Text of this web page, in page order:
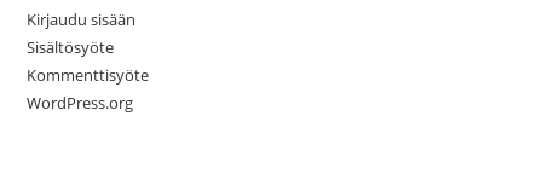
Kirjaudu sisään
Sisältösyöte
Kommenttisyöte
WordPress.org